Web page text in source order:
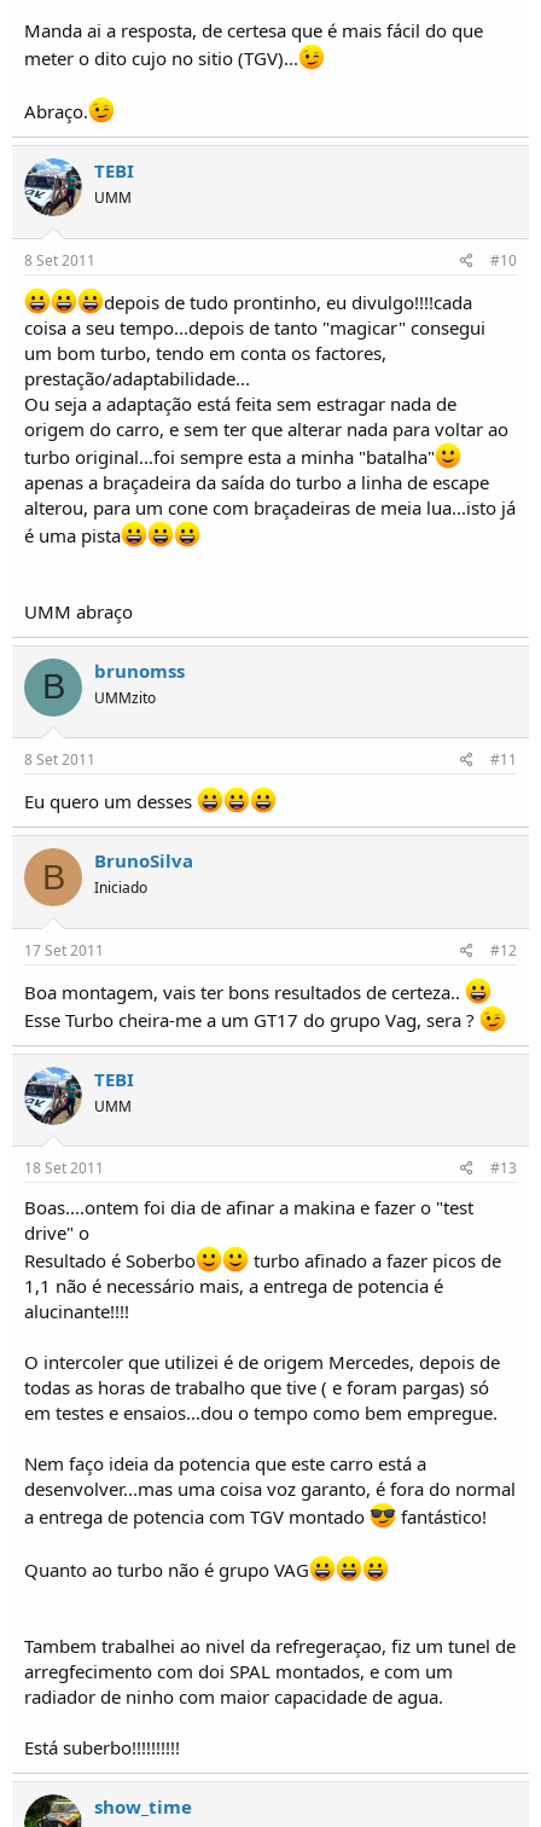
Manda ai a resposta, de certesa que é mais fácil do que
meter o dito cujo no sitio (TGV)...
Abraço.
TEBI
UMM
8 Set 2011 #10
depois de tudo prontinho, eu divulgo!!!!cada
coisa a seu tempo...depois de tanto "magicar" consegui
um bom turbo, tendo em conta os factores,
prestação/adaptabilidade...
Ou seja a adaptação está feita sem estragar nada de
origem do carro, e sem ter que alterar nada para voltar ao
turbo original...foi sempre esta a minha "batalha"
apenas a braçadeira da saída do turbo a linha de escape
alterou, para um cone com braçadeiras de meia lua...isto já
é uma pista
UMM abraço
B brunomss
UMMzito
8 Set 2011 #11
Eu quero um desses
B BrunoSilva
Iniciado
17 Set 2011 #12
Boa montagem, vais ter bons resultados de certeza..
Esse Turbo cheira-me a um GT17 do grupo Vag, sera ?
TEBI
UMM
18 Set 2011 #13
Boas....ontem foi dia de afinar a makina e fazer o "test
drive" o
Resultado é Soberbo
turbo afinado a fazer picos de
1,1 não é necessário mais, a entrega de potencia é
alucinante!!!!
O intercoler que utilizei é de origem Mercedes, depois de
todas as horas de trabalho que tive ( e foram pargas) só
em testes e ensaios...dou o tempo como bem empregue.
Nem faço ideia da potencia que este carro está a
desenvolver...mas uma coisa voz garanto, é fora do normal
a entrega de potencia com TGV montado
fantástico!
Quanto ao turbo não é grupo VAG
Tambem trabalhei ao nivel da refregeraçao, fiz um tunel de
arregfecimento com doi SPAL montados, e com um
radiador de ninho com maior capacidade de agua.
Está suberbo!!!!!!!!!!
show_time